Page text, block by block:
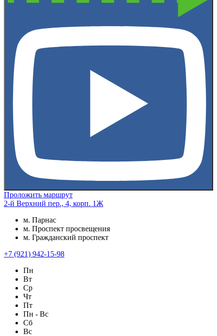
Проложить маршрут
2-й Верхний пер., 4, корп. 1Ж
м. Парнас
м. Проспект просвещения
м. Гражданский проспект
+7 (921) 942-15-98
Пн
Вт
Ср
Чт
Пт
Пн - Вс
Сб
Вс